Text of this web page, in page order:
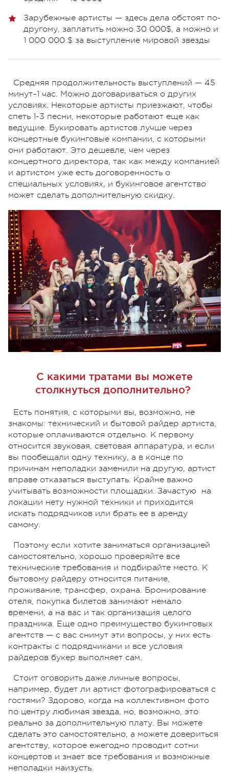
Зарубежные артисты — здесь дела обстоят по-
другому, заплатить можно 30 000$, а можно и
1 000 000 $ за выступление мировой звезды
Средняя продолжительность выступлений — 45
минут–1 час. Можно договариваться о других
условиях. Некоторые артисты приезжают, чтобы
спеть 1-3 песни, некоторые работают еще как
ведущие. Букировать артистов лучше через
концертные букинговые компании, с которыми
они работают. Это дешевле, чем через
концертного директора, так как между компанией
и артистом уже есть договоренность о
специальных условиях, и букинговое агентство
может сделать дополнительную скидку.
С какими тратами вы можете
столкнуться дополнительно?
Есть понятия, с которыми вы, возможно, не
знакомы: технический и бытовой райдер артиста,
которые оплачиваются отдельно. К первому
относится звуковая, световая аппаратура, и если
вы пообещали одну технику, а в конце по
причинам неполадки заменили на другую, артист
вправе отказаться выступать. Крайне важно
учитывать возможности площадки. Зачастую
на
локации нету нужной техники и приходится
искать подрядчиков или брать ее в аренду
самому.
Поэтому если хотите заниматься организацией
самостоятельно, хорошо проверяйте все
технические требования и подбирайте место. К
бытовому райдеру относится питание,
проживание, трансфер, охрана. Бронирование
отеля, покупка билетов занимают немало
времени, а на вас и так организация целого
праздника. Еще одно преимущество букинговых
агентств — с вас снимут эти вопросы, у них есть
контракты с подрядчиками и все условия
райдеров букер выполняет сам.
Стоит оговорить даже личные вопросы,
например, будет ли артист фотографироваться с
гостями? Здорово, когда на коллективном фото
по центру любимая звезда, но, возможно, это
реально за дополнительную плату. Вы можете
сделать это самостоятельно, а можете довериться
агентству, которое ежегодно проводит сотни
концертов и знает все требования и возможные
неполадки наизусть.